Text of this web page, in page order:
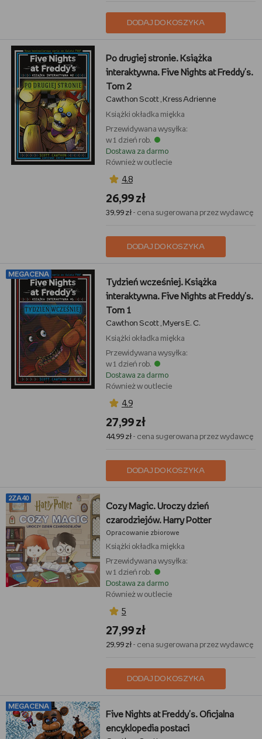
DODAJ DO KOSZYKA
Po drugiej stronie. Książka
interaktywna. Five Nights at Freddy's.
Tom 2
Cawthon Scott
Kress Adrienne
Książki okładka miękka
Przewidywana wysyłka:
w 1 dzień rob.
Dostawa za darmo
Również w outlecie
4,8
26,99 zł
39,99 zł- cena sugerowana przez wydawcę
DODAJ DO KOSZYKA
MEGACENA
Tydzień wcześniej. Książka
interaktywna. Five Nights at Freddy's.
Tom 1
Cawthon Scott
Myers E. C.
Książki okładka miękka
Przewidywana wysyłka:
w 1 dzień rob.
Dostawa za darmo
Również w outlecie
4,9
27,99 zł
44,99 zł- cena sugerowana przez wydawcę
DODAJ DO KOSZYKA
2ZA40
Cozy Magic. Uroczy dzień
czarodziejów. Harry Potter
Opracowanie zbiorowe
Książki okładka miękka
Przewidywana wysyłka:
w 1 dzień rob.
Dostawa za darmo
Również w outlecie
5
27,99 zł
29,99 zł- cena sugerowana przez wydawcę
DODAJ DO KOSZYKA
MEGACENA
Five Nights at Freddy's. Oficjalna
encyklopedia postaci